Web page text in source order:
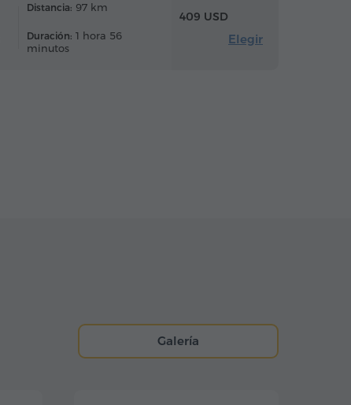
Distancia: 97 km
Duración: 1 hora 56
minutos
409 USD
Elegir
Galería